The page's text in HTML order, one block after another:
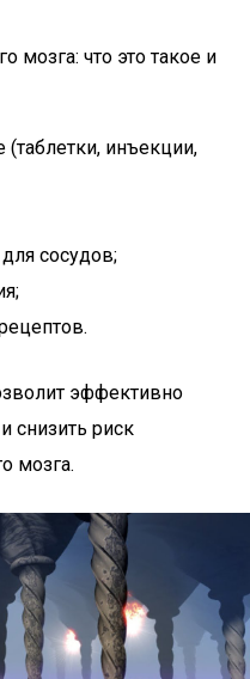
мозга: что это такое и
инъекции,
сосудов;
эффективно
снизить риск
мозга.